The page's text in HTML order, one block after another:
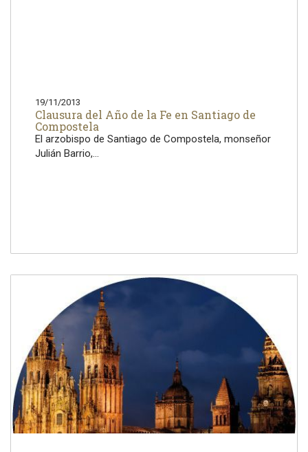
19/11/2013
Clausura del Año de la Fe en Santiago de
Compostela
El arzobispo de Santiago de Compostela, monseñor
Julián Barrio,...